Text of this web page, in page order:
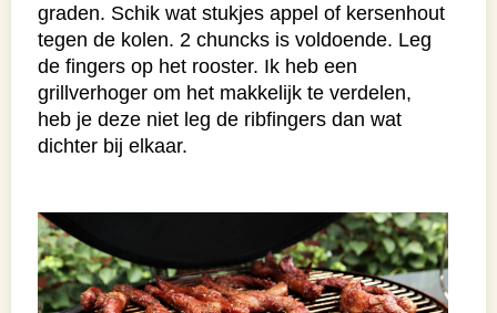
graden. Schik wat stukjes appel of kersenhout
tegen de kolen. 2 chuncks is voldoende. Leg
de fingers op het rooster. Ik heb een
grillverhoger om het makkelijk te verdelen,
heb je deze niet leg de ribfingers dan wat
dichter bij elkaar.